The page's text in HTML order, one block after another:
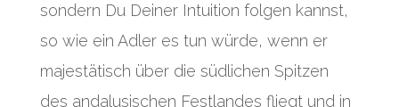
sondern Du Deiner Intuition folgen kannst,
so wie ein Adler es tun würde, wenn er
majestätisch über die südlichen Spitzen
des andalusischen Festlandes fliegt und in